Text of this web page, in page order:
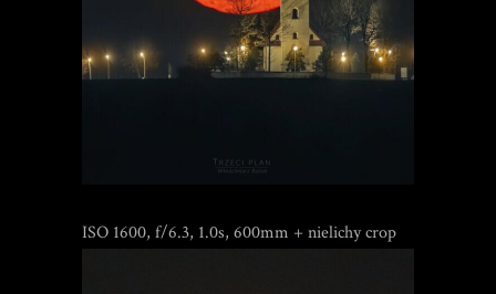
ISO 1600, f/6.3, 1.0s, 600mm + nielichy crop